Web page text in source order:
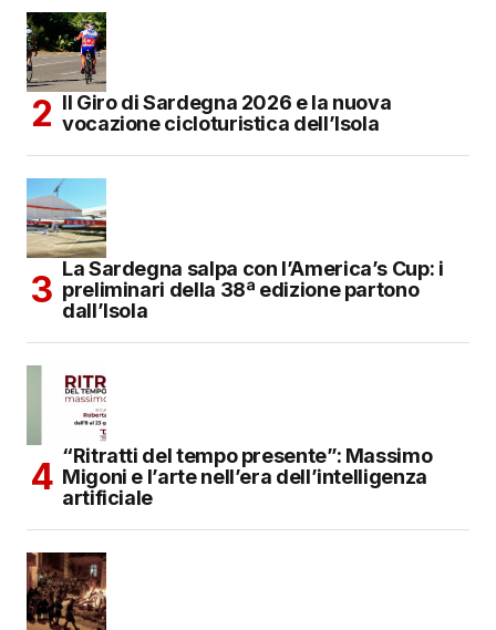
Il Giro di Sardegna 2026 e la nuova
vocazione cicloturistica dell’Isola
La Sardegna salpa con l’America’s Cup: i
preliminari della 38ª edizione partono
dall’Isola
“Ritratti del tempo presente”: Massimo
Migoni e l’arte nell’era dell’intelligenza
artificiale